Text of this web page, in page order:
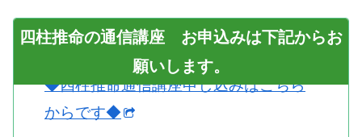
四柱推命の通信講座 お申込みは下記からお
願いします。
◆四柱推命通信講座申し込みはこちら
からです◆